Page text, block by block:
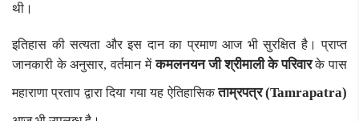
थी।
इतिहास की सत्यता और इस दान का प्रमाण आज भी सुरक्षित है। प्राप्त
जानकारी के अनुसार, वर्तमान मेंकमलनयन जी श्रीमाली के परिवारके पास
महाराणा प्रताप द्वारा दिया गया यह ऐतिहासिकताम्रपत्र (Tamrapatra)